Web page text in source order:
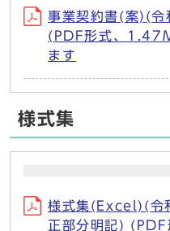
事業契約書(案)(
(PDF形式、
ます
様式集
様式集(Excel)(令
正部分明記)